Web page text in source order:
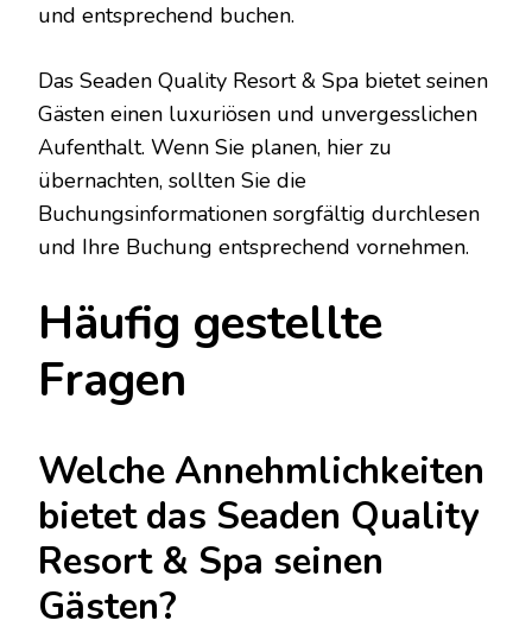
und entsprechend buchen.
Das Seaden Quality Resort & Spa bietet seinen
Gästen einen luxuriösen und unvergesslichen
Aufenthalt. Wenn Sie planen, hier zu
übernachten, sollten Sie die
Buchungsinformationen sorgfältig durchlesen
und Ihre Buchung entsprechend vornehmen.
Häufig gestellte
Fragen
Welche Annehmlichkeiten
bietet das Seaden Quality
Resort & Spa seinen
Gästen?